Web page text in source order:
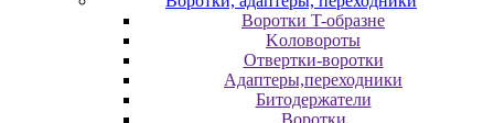
Bopoтки T-oбpaзне
Koлoвopoты
Oтвepтки-вopoтки
Адаптеры,переходники
Битодержатели
Воротки